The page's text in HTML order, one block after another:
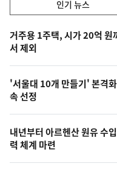
기,
최
신,
오
늘
의
영
상
인기 뉴스
기
뉴
스
거주용 1주택, 시가 20억 원
서 제외
'서울대 10개 만들기' 본격
속 선정
내년부터 아르헨산 원유 수
력 체계 마련